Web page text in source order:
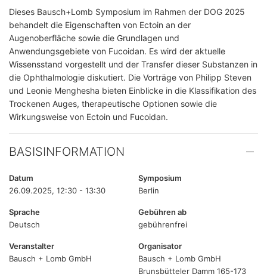
Dieses Bausch+Lomb Symposium im Rahmen der DOG 2025
behandelt die Eigenschaften von Ectoin an der
Augenoberfläche sowie die Grundlagen und
Anwendungsgebiete von Fucoidan. Es wird der aktuelle
Wissensstand vorgestellt und der Transfer dieser Substanzen in
die Ophthalmologie diskutiert. Die Vorträge von Philipp Steven
und Leonie Menghesha bieten Einblicke in die Klassifikation des
Trockenen Auges, therapeutische Optionen sowie die
Wirkungsweise von Ectoin und Fucoidan.
BASISINFORMATION
Datum
26.09.2025, 12:30 - 13:30
Symposium
Berlin
Sprache
Deutsch
Gebühren ab
gebührenfrei
Veranstalter
Bausch + Lomb GmbH
Organisator
Bausch + Lomb GmbH
Brunsbütteler Damm 165-173